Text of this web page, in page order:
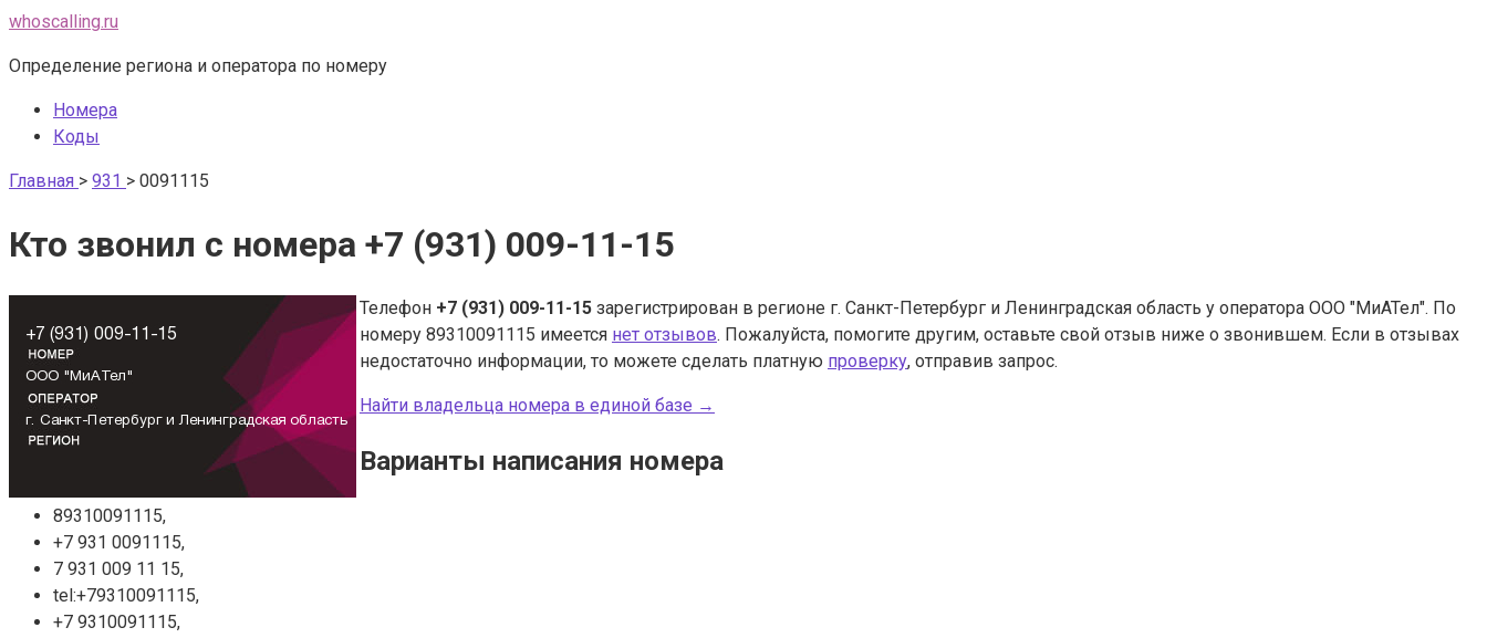
Перейти
контенту
whoscalling.ru
Определение региона и оператора по номеру
Номера
Коды
Главная > 931 > 0091115
Кто звонил с номера +7 (931) 009-11-15
Телефон +7 (931) 009-11-15 зарегистрирован в регионе г. Санкт-Петербург и Ленинградская область у оператора ООО "МиАТел". По
номеру 89310091115 имеется нет отзывов. Пожалуйста, помогите другим, оставьте свой отзыв ниже о звонившем. Если в отзывах
недостаточно информации, то можете сделать платную проверку, отправив запрос.
Найти владельца номера в единой базе →
Варианты написания номера
89310091115,
+7 931 0091115,
7 931 009 11 15,
tel:+79310091115,
+7 9310091115,